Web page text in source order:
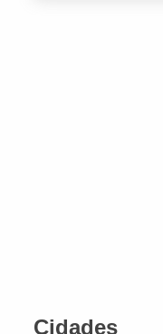
Cidades